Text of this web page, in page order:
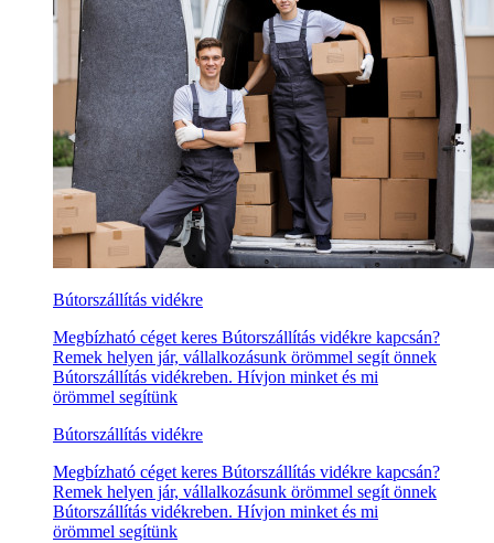
Bútorszállítás vidékre
Megbízható céget keres Bútorszállítás vidékre kapcsán?
Remek helyen jár, vállalkozásunk örömmel segít önnek
Bútorszállítás vidékreben. Hívjon minket és mi
örömmel segítünk
Bútorszállítás vidékre
Megbízható céget keres Bútorszállítás vidékre kapcsán?
Remek helyen jár, vállalkozásunk örömmel segít önnek
Bútorszállítás vidékreben. Hívjon minket és mi
örömmel segítünk